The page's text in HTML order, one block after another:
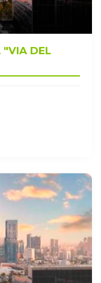
"VIA DEL